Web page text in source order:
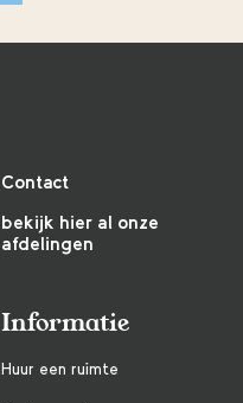
Contact
bekijk hier al onze
afdelingen
Informatie
Huur een ruimte